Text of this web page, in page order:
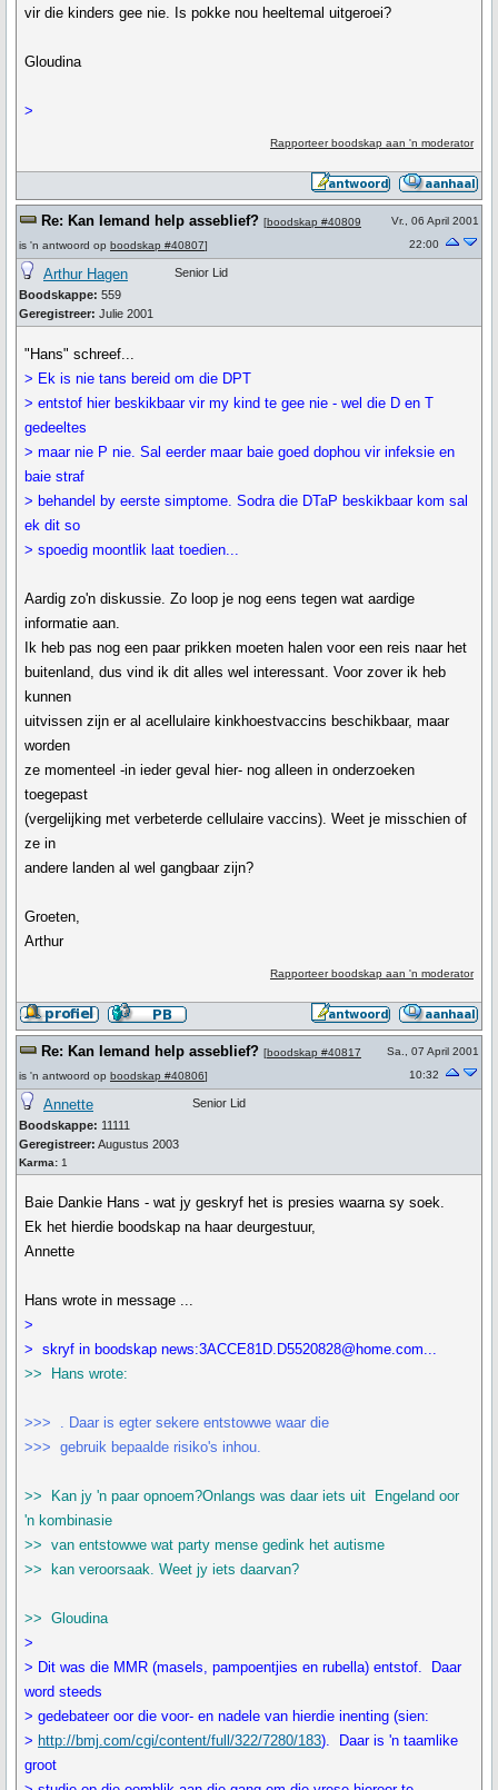
vir die kinders gee nie. Is pokke nou heeltemal uitgeroei?
Gloudina
>
Rapporteer boodskap aan 'n moderator
Re: Kan Iemand help asseblief? [boodskap #40809
is 'n antwoord op boodskap #40807]
Vr., 06 April 2001
22:00
Arthur Hagen
Boodskappe: 559
Geregistreer: Julie 2001
Senior Lid
"Hans" schreef...
> Ek is nie tans bereid om die DPT
> entstof hier beskikbaar vir my kind te gee nie - wel die D en T
gedeeltes
> maar nie P nie. Sal eerder maar baie goed dophou vir infeksie en
baie straf
> behandel by eerste simptome. Sodra die DTaP beskikbaar kom sal
ek dit so
> spoedig moontlik laat toedien...
Aardig zo'n diskussie. Zo loop je nog eens tegen wat aardige
informatie aan.
Ik heb pas nog een paar prikken moeten halen voor een reis naar het
buitenland, dus vind ik dit alles wel interessant. Voor zover ik heb
kunnen
uitvissen zijn er al acellulaire kinkhoestvaccins beschikbaar, maar
worden
ze momenteel -in ieder geval hier- nog alleen in onderzoeken
toegepast
(vergelijking met verbeterde cellulaire vaccins). Weet je misschien of
ze in
andere landen al wel gangbaar zijn?
Groeten,
Arthur
Rapporteer boodskap aan 'n moderator
Re: Kan Iemand help asseblief? [boodskap #40817
is 'n antwoord op boodskap #40806]
Sa., 07 April 2001
10:32
Annette
Boodskappe: 11111
Geregistreer: Augustus 2003
Karma: 1
Senior Lid
Baie Dankie Hans - wat jy geskryf het is presies waarna sy soek.
Ek het hierdie boodskap na haar deurgestuur,
Annette
Hans wrote in message ...
>
> skryf in boodskap news:3ACCE81D.D5520828@home.com...
>> Hans wrote:
>>> . Daar is egter sekere entstowwe waar die
>>> gebruik bepaalde risiko's inhou.
>> Kan jy 'n paar opnoem?Onlangs was daar iets uit Engeland oor
'n kombinasie
>> van entstowwe wat party mense gedink het autisme
>> kan veroorsaak. Weet jy iets daarvan?
>> Gloudina
>
> Dit was die MMR (masels, pampoentjies en rubella) entstof. Daar
word steeds
> gedebateer oor die voor- en nadele van hierdie inenting (sien:
> http://bmj.com/cgi/content/full/322/7280/183). Daar is 'n taamlike
groot